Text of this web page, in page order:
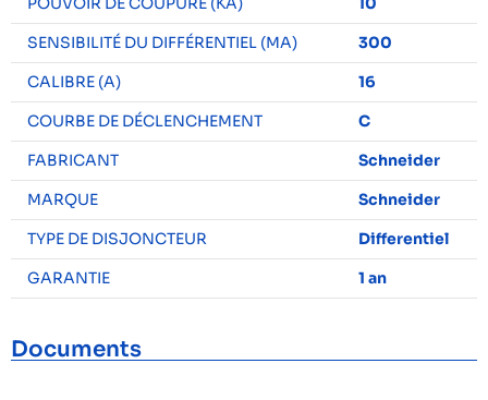
SENSIBILITÉ DU DIFFÉRENTIEL (MA)
300
CALIBRE (A)
16
COURBE DE DÉCLENCHEMENT
C
FABRICANT
Schneider
MARQUE
Schneider
TYPE DE DISJONCTEUR
Differentiel
GARANTIE
1 an
Documents